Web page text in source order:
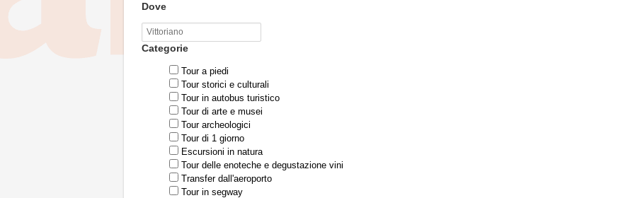
Dove
Categorie
Tour a piedi
Tour storici e culturali
Tour in autobus turistico
Tour di arte e musei
Tour archeologici
Tour di 1 giorno
Escursioni in natura
Tour delle enoteche e degustazione vini
Transfer dall'aeroporto
Tour in segway